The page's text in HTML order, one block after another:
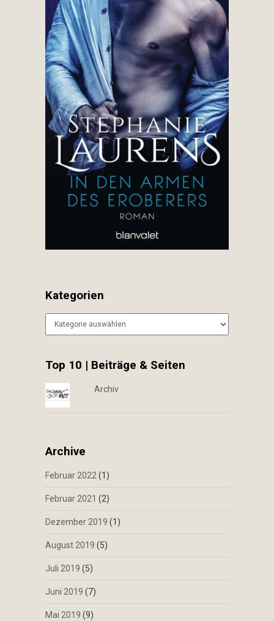
Kategorien
Kategorien
Top 10 | Beiträge & Seiten
Archiv
Archive
Februar 2022(1)
Februar 2021 (2)
Dezember 2019 (1)
August 2019 (5)
Juli 2019 (5)
Juni 2019 (7)
Mai 2019 (9)